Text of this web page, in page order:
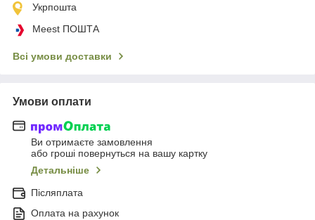
Укрпошта
Meest ПОШТА
Всі умови доставки
Умови оплати
Ви отримаєте замовлення
або гроші повернуться на вашу картку
Детальніше
Післяплата
Оплата на рахунок